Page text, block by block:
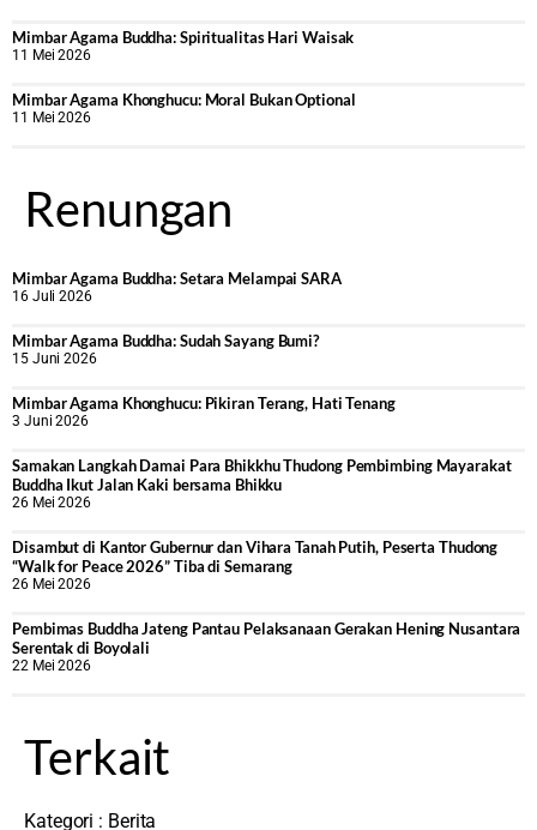
Mimbar Agama Buddha: Spiritualitas Hari Waisak
11 Mei 2026
Mimbar Agama Khonghucu: Moral Bukan Optional
11 Mei 2026
Renungan
Mimbar Agama Buddha: Setara Melampai SARA
16 Juli 2026
Mimbar Agama Buddha: Sudah Sayang Bumi?
15 Juni 2026
Mimbar Agama Khonghucu: Pikiran Terang, Hati Tenang
3 Juni 2026
Samakan Langkah Damai Para Bhikkhu Thudong Pembimbing Mayarakat
Buddha Ikut Jalan Kaki bersama Bhikku
26 Mei 2026
Disambut di Kantor Gubernur dan Vihara Tanah Putih, Peserta Thudong
“Walk for Peace 2026” Tiba di Semarang
26 Mei 2026
‎Pembimas Buddha Jateng Pantau Pelaksanaan Gerakan Hening Nusantara
Serentak di Boyolali
22 Mei 2026
Terkait
Kategori : Berita